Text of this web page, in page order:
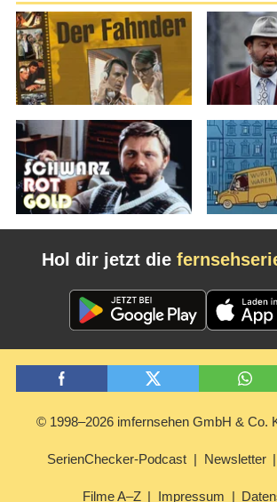
Hol dir jetzt die
© 1998–2026 imfernsehen GmbH & Co.
SerienChecker-Podcast Newsletter
Filme A–Z Impressum